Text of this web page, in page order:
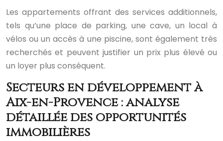
Les appartements offrant des services additionnels,
tels qu’une place de parking, une cave, un local à
vélos ou un accès à une piscine, sont également très
recherchés et peuvent justifier un prix plus élevé ou
un loyer plus conséquent.
Secteurs en développement à
Aix-en-Provence : analyse
détaillée des opportunités
immobilières